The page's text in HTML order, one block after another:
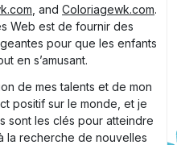
, and Coloriagewk.com.
Web est de fournir des
pour que les enfants
en s’amusant.
de mes talents et de mon
positif sur le monde, et je
sont les clés pour atteindre
la recherche de nouvelles